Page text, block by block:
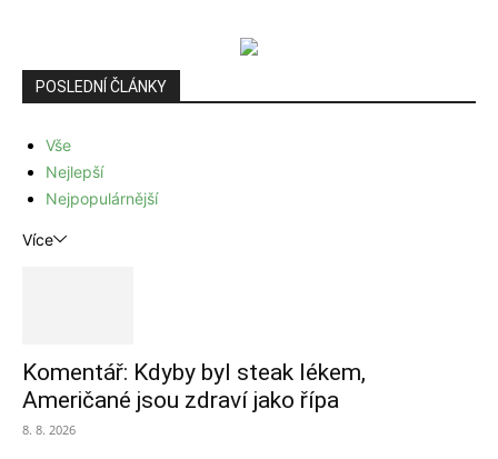
POSLEDNÍ ČLÁNKY
Vše
Nejlepší
Nejpopulárnější
Více
Komentář: Kdyby byl steak lékem,
Američané jsou zdraví jako řípa
8. 8. 2026